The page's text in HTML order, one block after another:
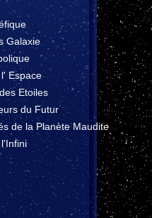
Galaxie
Espace
Etoiles
du Futur
de la Planète Maudite